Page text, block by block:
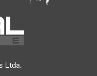
Ltda.